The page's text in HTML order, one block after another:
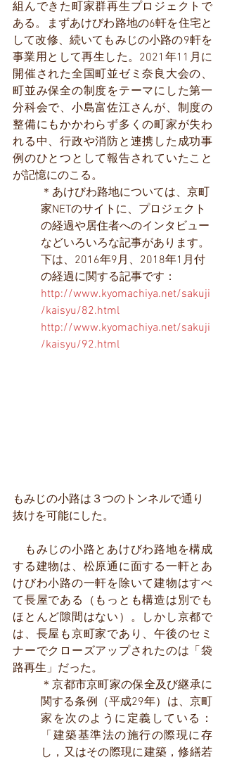
組んできた町家群再生プロジェクトで
ある。まずあけびわ路地の6軒を住宅と
して改修、続いてもみじの小路の9軒を
事業用として再生した。2021年11月に
開催された全国町並ゼミ奈良大会の、
町並み保全の制度をテーマにした第一
分科会で、小島富佐江さんが、制度の
整備にもかかわらず多くの町家が失わ
れる中、行政や消防と連携した成功事
例のひとつとして報告されていたこと
が記憶にのこる。
＊あけびわ路地については、京町
家NETのサイトに、プロジェクト
の経過や居住者へのインタビュー
などいろいろな記事があります。
下は、2016年9月、2018年1月付
の経過に関する記事です：
http://www.kyomachiya.net/sakuji
/kaisyu/82.html
http://www.kyomachiya.net/sakuji
/kaisyu/92.html
もみじの小路は３つのトンネルで通り
抜けを可能にした。
もみじの小路とあけびわ路地を構成
する建物は、松原通に面する一軒とあ
けびわ小路の一軒を除いて建物はすべ
て長屋である（もっとも構造は別でも
ほとんど隙間はない）。しかし京都で
は、長屋も京町家であり、午後のセミ
ナーでクローズアップされたのは「袋
路再生」だった。
＊京都市京町家の保全及び継承に
関する条例（平成29年）は、京町
家を次のように定義している：
「建築基準法の施行の際現に存
し，又はその際現に建築，修繕若